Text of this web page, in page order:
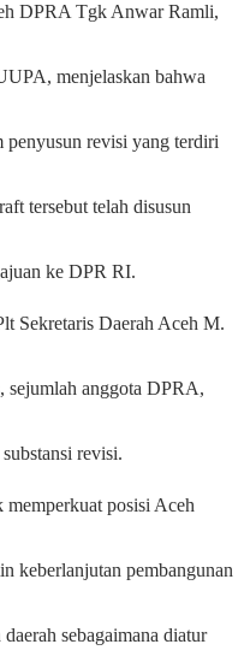
DPRA Tgk Anwar Ramli,
menjelaskan bahwa
penyusun revisi yang terdiri
tersebut telah disusun
ke DPR RI.
Sekretaris Daerah Aceh M.
sejumlah anggota DPRA,
revisi.
posisi Aceh
keberlanjutan pembangunan
sebagaimana diatur